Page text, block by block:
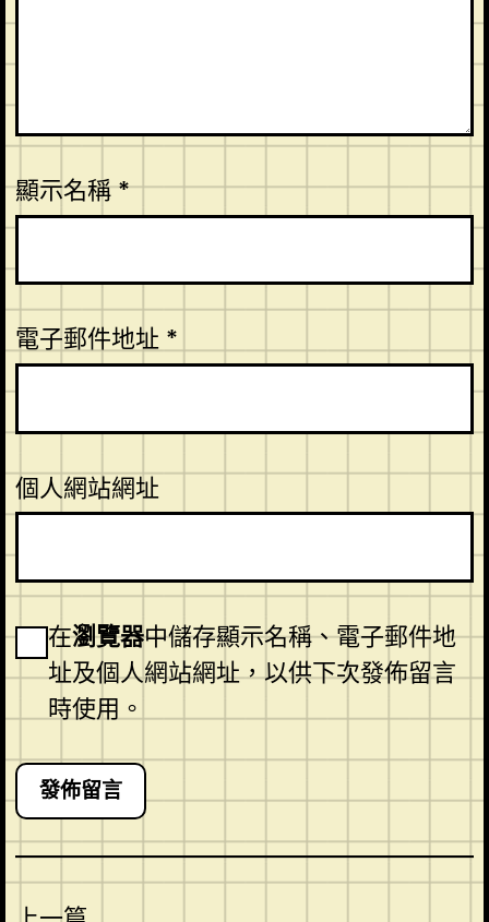
顯示名稱*
電子郵件地址 *
個人網站網址
在瀏覽器中儲存顯示名稱、電子郵件地
址及個人網站網址，以供下次發佈留言
時使用。